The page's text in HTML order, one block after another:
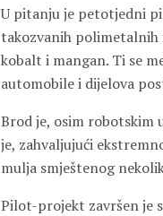
U pitanju je petotjedni
takozvanih polimetalnih
kobalt i mangan. Ti se
automobile i dijelova
Brod je, osim robotskim
je, zahvaljujući
mulja smještenog
Pilot-projekt završen je